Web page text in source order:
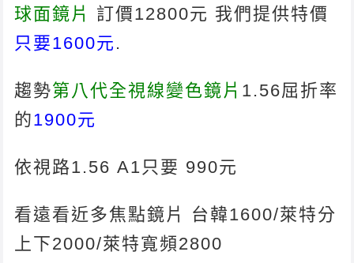
球面鏡片
訂價12800元 我們提供特價
只要1600元 .
趨勢第八代全視線變色鏡片 1.56屈折率
的1900元
依視路1.56 A1只要 990元
看遠看近多焦點鏡片 台韓1600/萊特分
上下2000/萊特寬頻2800